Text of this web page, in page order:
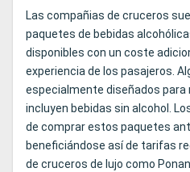
Las compañias de cruceros
paquetes de bebidas
disponibles con un coste
experiencia de los pasajeros.
especialmente diseñados para
incluyen bebidas sin alcohol.
de comprar estos paquetes
beneficiándose así de tarifas
de cruceros de lujo como